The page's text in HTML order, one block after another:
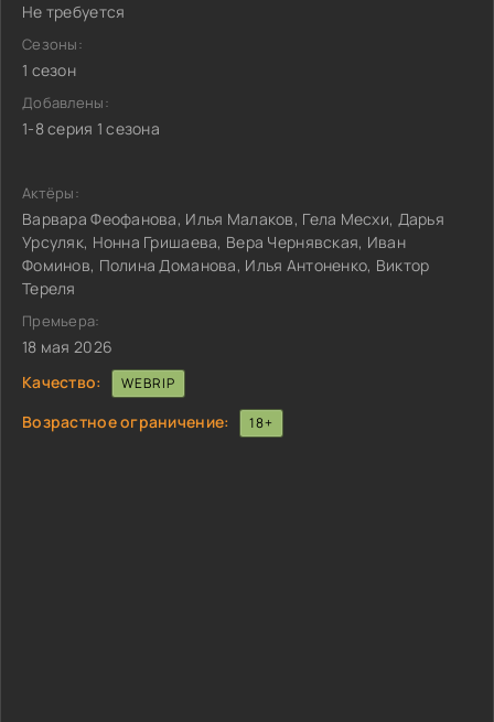
Не требуется
Сезоны:
1 сезон
Добавлены:
1-8 серия 1 сезона
Актёры:
Варвара Феофанова, Илья Малаков, Гела Месхи, Дарья
Урсуляк, Нонна Гришаева, Вера Чернявская, Иван
Фоминов, Полина Доманова, Илья Антоненко, Виктор
Тереля
Премьера:
18 мая 2026
Качество:
WEBRIP
Возрастное ограничение: 18+